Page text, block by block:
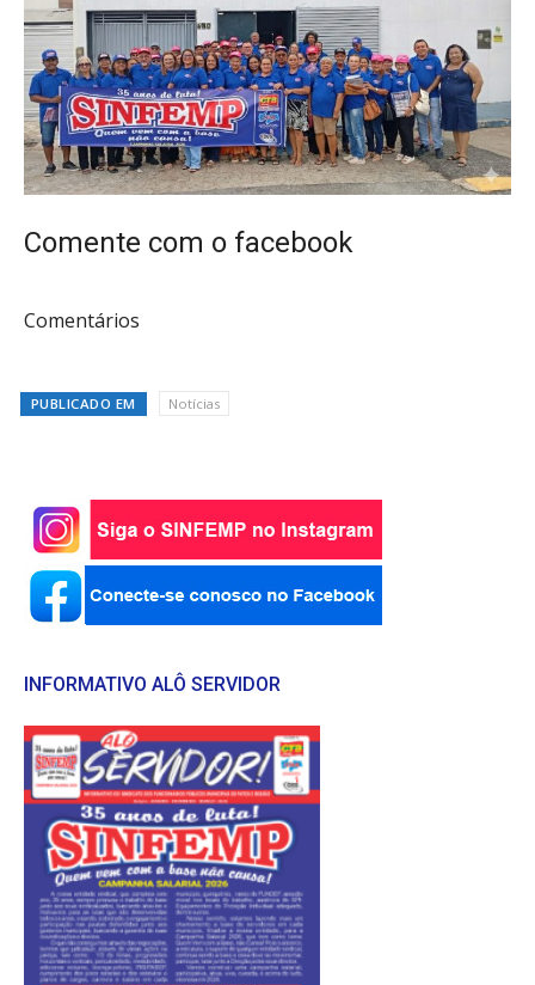
Comente com o facebook
Comentários
PUBLICADO EM Notícias
INFORMATIVO ALÔ SERVIDOR